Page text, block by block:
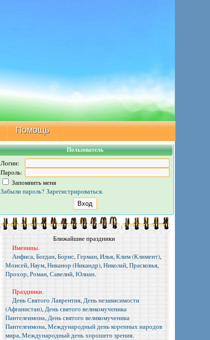
Помощь
Пользователь
Логин:
Пароль:
Запомнить меня
Забыли пароль? Зарегистрироваться.
Ближайшие праздники
Именины.
Анфиса,Богдан,Борис,Герман,Илья,Клим (Климент),
Моисей,Наум,Никанор (Никандр),Николай,Прасковья,
Прохор,Роман,Савелий,Юлиан.
Праздники.
День Святого Лаврентия,День независимости
(Афганистан),День святого великомученика
Пантелеимона,День святого великомученика
Пантелеимона,Международный день коренных народов
мира,Международный день хорошего зрения.